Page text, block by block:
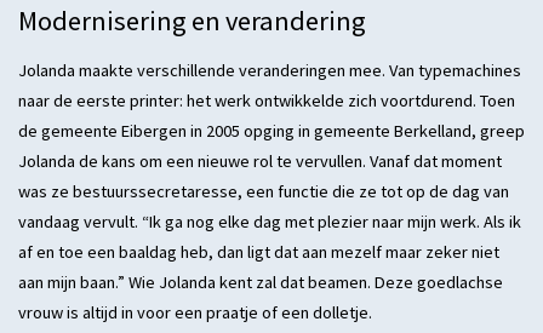
Modernisering en verandering
Jolanda maakte verschillende veranderingen mee. Van typemachines
naar de eerste printer: het werk ontwikkelde zich voortdurend. Toen
de gemeente Eibergen in 2005 opging in gemeente Berkelland, greep
Jolanda de kans om een nieuwe rol te vervullen. Vanaf dat moment
was ze bestuurssecretaresse, een functie die ze tot op de dag van
vandaag vervult. “Ik ga nog elke dag met plezier naar mijn werk. Als ik
af en toe een baaldag heb, dan ligt dat aan mezelf maar zeker niet
aan mijn baan.” Wie Jolanda kent zal dat beamen. Deze goedlachse
vrouw is altijd in voor een praatje of een dolletje.